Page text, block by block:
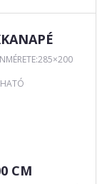
CM